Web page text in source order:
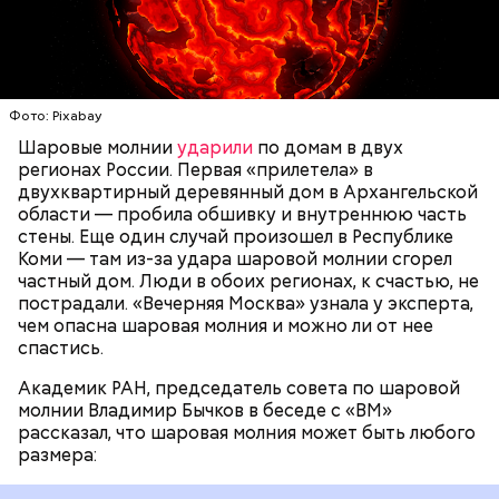
Фото: Pixabay
Шаровые молнииударили по домам в двух
регионах России. Первая «прилетела» в
двухквартирный деревянный дом в Архангельской
области — пробила обшивку и внутреннюю часть
стены. Еще один случай произошел в Республике
Коми — там из-за удара шаровой молнии сгорел
частный дом. Люди в обоих регионах, к счастью, не
пострадали. «Вечерняя Москва» узнала у эксперта,
чем опасна шаровая молния и можно ли от нее
спастись.
Академик РАН, председатель совета по шаровой
молнии Владимир Бычков в беседе с «ВМ»
рассказал, что шаровая молния может быть любого
размера:
около 20 сантиметров, а самые большие могут
доходить до нескольких метров. Шаровая молния
проходит и через стекла, даже часто не оставляя
следов. Она как капля стекает, растекается. Может
и в окно влезть, причем в двухметровое.
Сжимается, как воздушный шар, и проходит.
УЧЕНЫЕ МОЛНИИ ПОГОДА
По его словам, солдаты не знали о масштабах
трагедии. Подобных аварий раньше не случалось.
Поэтому он не испытывал страха.
За свою земную жизнь он совершил множество
добрых дел во славу Божию.
преданию, мощи святого сохранились нетленными
и источали чудесное миро, от которого исцелилось
множество людей. В 1087 году мощи Николая
Угодника были перенесены в итальянский город
Бар (Бари), где находятся и поныне.